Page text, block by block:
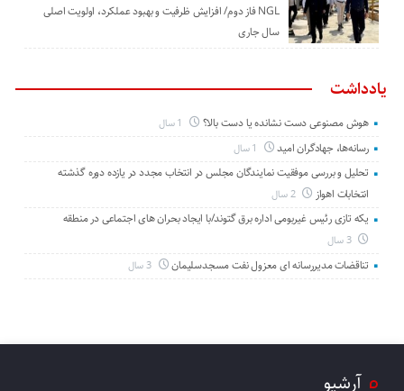
NGL فاز دوم/ افزایش ظرفیت و بهبود عملکرد، اولویت اصلی
سال جاری
یادداشت
هوش مصنوعی دست نشانده یا دست بالا؟
رسانه‌ها، جهادگران امید
تحلیل و بررسی موفقیت نمایندگان مجلس در انتخاب مجدد در یازده دوره گذشته
انتخابات اهواز
2 سال
یکه تازی رئیس غیربومی اداره برق گتوند/با ایجاد بحران های اجتماعی در منطقه
3 سال
تناقضات مدیررسانه ای معزول نفت مسجدسلیمان 3 سال
آرشیو